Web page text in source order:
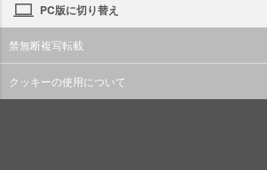
PC版に切り替え
禁無断複写転載
クッキーの使用について